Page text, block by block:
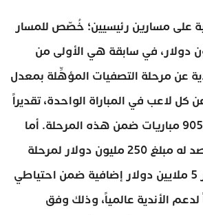
على مسارين رئيسيين؛ خُصّص للمسار
مبلغ 100 مليون دولار، في سابقة هي الأولى من
عن مرحلة التصفيات المؤهِّلة بمعدل
دولاراً عن كل لاعب في المباراة الواحدة، تقديراً
لإسهامها في إنجاح 905 مباريات ضمن هذه المرحلة. أما
المسار الثاني فقد رُصد له مبلغ 250 مليون دولار لمرحلة
النهائيات، مع احتجاز 5 ملايين دولار إضافية ضمن احتياطي
لدعم الأندية عالمياً، وذلك وفق